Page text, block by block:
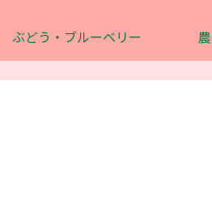
ぶどう・ブルーベリー